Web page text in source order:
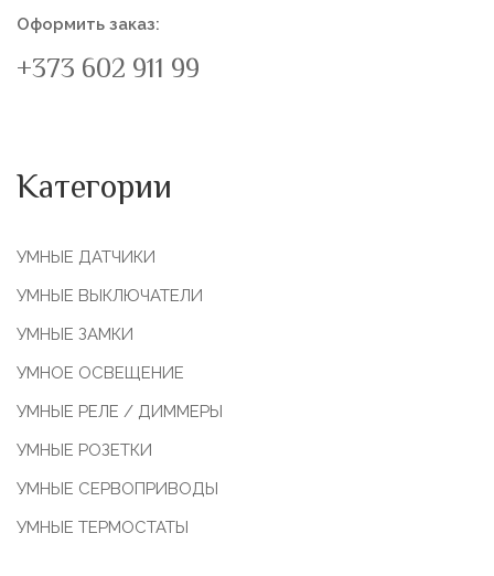
Оформить заказ:
+373 602 911 99
Категории
УМНЫЕ ДАТЧИКИ
УМНЫЕ ВЫКЛЮЧАТЕЛИ
УМНЫЕ ЗАМКИ
УМНОЕ ОСВЕЩЕНИЕ
УМНЫЕ РЕЛЕ / ДИММЕРЫ
УМНЫЕ РОЗЕТКИ
УМНЫЕ СЕРВОПРИВОДЫ
УМНЫЕ ТЕРМОСТАТЫ